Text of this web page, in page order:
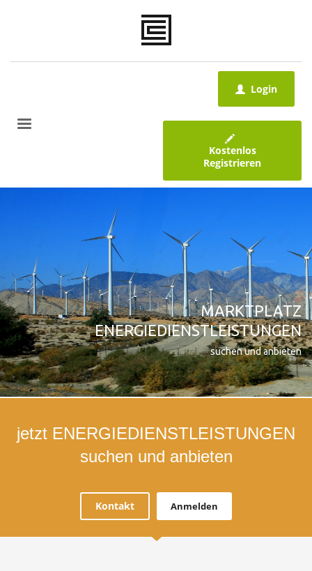
Login
Kostenlos
Registrieren
MARKTPLATZ
ENERGIEDIENSTLEISTUNGEN
suchen und anbieten
jetzt ENERGIEDIENSTLEISTUNGEN
suchen und anbieten
Kontakt Anmelden